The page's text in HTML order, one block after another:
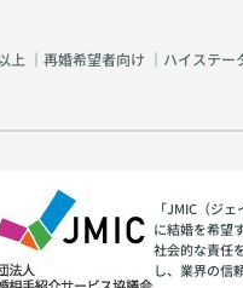
上 ｜ 再婚希望者向け ｜ ハイステー
「JMIC（ジ
に結婚を希望
社会的な責任
し、業界の信